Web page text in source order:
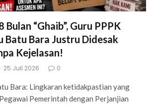
Bulan “Ghaib”, Guru PPPK
Batu Bara Justru Didesak
Kejelasan!
25 Juli 2026 0
Bara: Lingkaran ketidakpastian yang
Pemerintah dengan Perjanjian